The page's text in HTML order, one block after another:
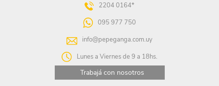
2204 0164*
095 977 750
info@pepeganga.com.uy
Lunes a Viernes de 9 a 18hs.
Trabajá con nosotros